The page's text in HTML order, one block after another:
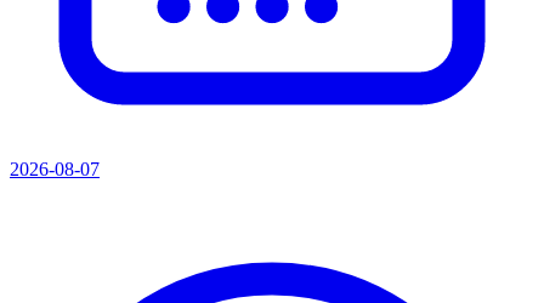
2026-08-07